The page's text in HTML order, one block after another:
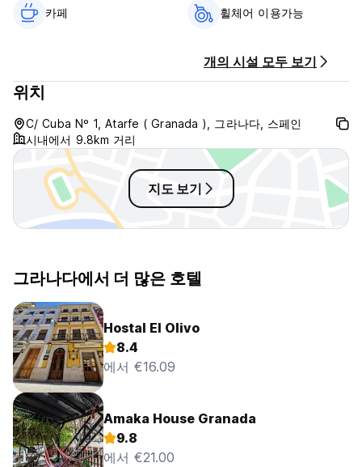
일반적인:
- 등록부 및 홍보실 운영시간은 09:30 ~ 14:00, 17:30 ~ 21:30
이 시간 외에는 도착 30분 전에 전화번호로 전화해야 합니다(확인
이메일에서 확인 가능).
-조식은 포함되어 있지 않습니다.
-애완동물은 동반하실 수 없습니다.
-통금 없음 (Auto-translated from original language)
카페 휠체어 이용가능
개의 시설 모두 보기
위치
C/ Cuba Nº 1, Atarfe ( Granada ), 그라나다, 스페인
시내에서 9.8km 거리
지도 보기
그라나다에서 더 많은 호텔
Hostal El Olivo
8.4
에서 €16.09
Amaka House Granada
9.8
에서 €21.00